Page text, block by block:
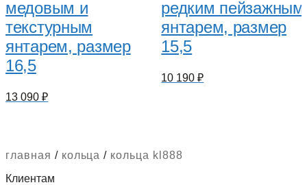
медовым и
текстурным
янтарем, размер
16,5
13 090 ₽
редким пейзажным
янтарем, размер
15,5
10 190₽
главная / кольца / кольца kl888
Клиентам